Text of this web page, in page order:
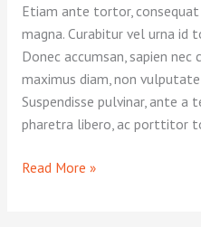
Etiam ante tortor,
magna. Curabitur vel urna
Donec accumsan, sapien
maximus diam, non
Suspendisse pulvinar, ante
pharetra libero, ac porttitor
Dog
Read More »